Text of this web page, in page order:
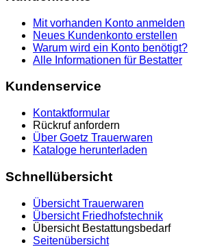
Mit vorhanden Konto anmelden
Neues Kundenkonto erstellen
Warum wird ein Konto benötigt?
Alle Informationen für Bestatter
Kundenservice
Kontaktformular
Rückruf anfordern
Über Goetz Trauerwaren
Kataloge herunterladen
Schnellübersicht
Übersicht Trauerwaren
Übersicht Friedhofstechnik
Übersicht Bestattungsbedarf
Seitenübersicht